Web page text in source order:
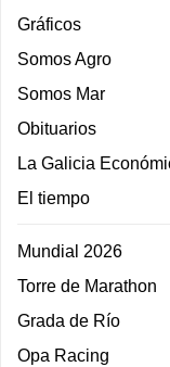
Gráficos
Somos Agro
Somos Mar
Obituarios
La Galicia
El tiempo
Mundial 2026
Torre de Marathon
Grada de Río
Opa Racing